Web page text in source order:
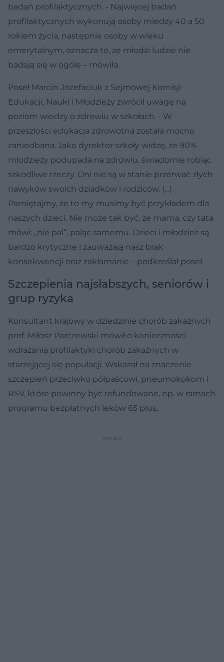
badań profilaktycznych. - Najwięcej badań
profilaktycznych wykonują osoby miedzy 40 a 50
rokiem życia, następnie osoby w wieku
emerytalnym, oznacza to, że młodzi ludzie nie
badają się w ogóle – mówiła.
Poseł Marcin Józefaciuk z Sejmowej Komisji
Edukacji, Nauki i Młodzieży zwrócił uwagę na
poziom wiedzy o zdrowiu w szkołach. - W
przeszłości edukacja zdrowotna została mocno
zaniedbana. Jako dyrektor szkoły widzę, że 90%
młodzieży podupada na zdrowiu, świadomie robiąc
szkodliwe rzeczy. Oni nie są w stanie przerwać złych
nawyków swoich dziadków i rodziców. (…)
Pamiętajmy, że to my musimy być przykładem dla
naszych dzieci. Nie może tak być, że mama, czy tata
mówi: „nie pal”, paląc samemu. Dzieci i młodzież są
bardzo krytyczne i zauważają nasz brak
konsekwencji oraz zakłamanie – podkreślał poseł.
Szczepienia najsłabszych, seniorów i
grup ryzyka
Konsultant krajowy w dziedzinie chorób zakaźnych
prof. Miłosz Parczewski mówił o konieczności
wdrażania profilaktyki chorób zakaźnych w
starzejącej się populacji. Wskazał na znaczenie
szczepień przeciwko półpaścowi, pneumokokom i
RSV, które powinny być refundowane, np. w ramach
programu bezpłatnych leków 65 plus.